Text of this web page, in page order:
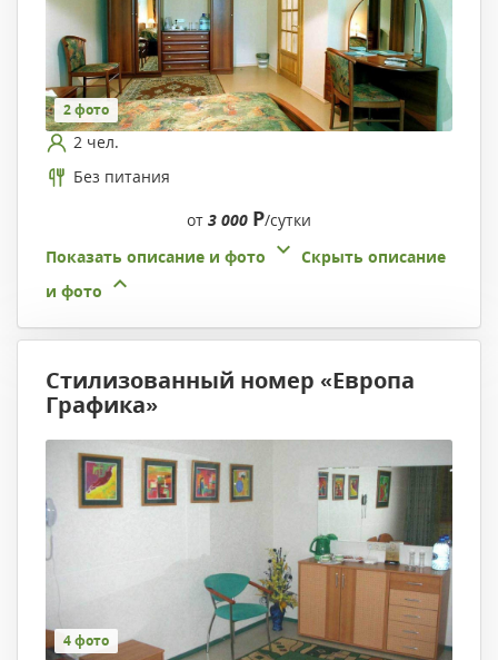
2 фото
2 чел.
Без питания
от 3 000 Р/сутки
Показать описание и фото
Скрыть описание
и фото
Стилизованный номер «Европа
Графика»
4 фото